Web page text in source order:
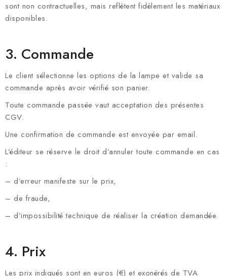
sont non contractuelles, mais reflètent fidèlement les matériaux
disponibles.
3. Commande
Le client sélectionne les options de la lampe et valide sa
commande après avoir vérifié son panier.
Toute commande passée vaut acceptation des présentes
CGV.
Une confirmation de commande est envoyée par email.
L’éditeur se réserve le droit d’annuler toute commande en cas
:
– d’erreur manifeste sur le prix,
– de fraude,
– d’impossibilité technique de réaliser la création demandée.
4. Prix
Les prix indiqués sont en euros (€) et exonérés de TVA